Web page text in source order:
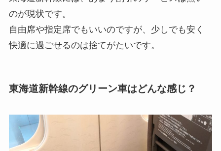
のが現状です。
自由席や指定席でもいいのですが、少しでも安く
快適に過ごせるのは捨てがたいです。
東海道新幹線のグリーン車はどんな感じ？